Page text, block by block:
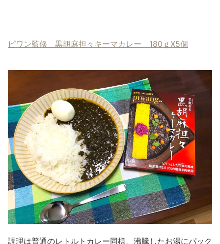
ピワン監修 黒胡麻担々キーマカレー 180ｇX5個
調理は普通のレトルトカレー同様、沸騰したお湯にパック